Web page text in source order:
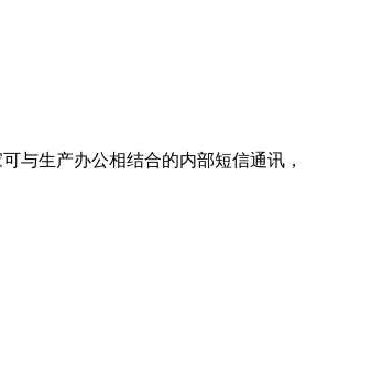
与生产办公相结合的内部短信通讯，